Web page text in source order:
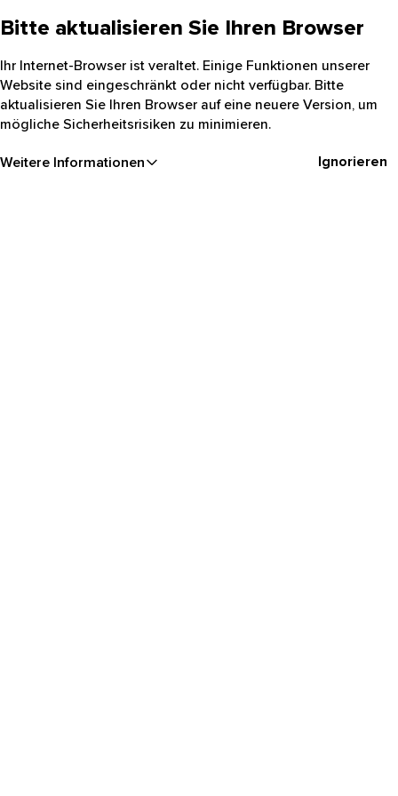
Bitte aktualisieren Sie Ihren Browser
Ihr Internet-Browser ist veraltet. Einige Funktionen unserer
Website sind eingeschränkt oder nicht verfügbar. Bitte
aktualisieren Sie Ihren Browser auf eine neuere Version, um
mögliche Sicherheitsrisiken zu minimieren.
Weitere Informationen Ignorieren